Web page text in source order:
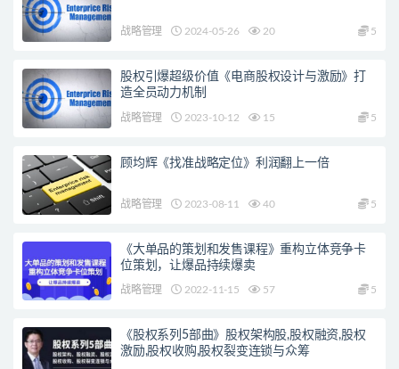
战略管理 2024-05-26 20 5
股权引爆超级价值《电商股权设计与激励》打
造全员动力机制
战略管理 2023-10-12 15 5
顾均辉《找准战略定位》利润翻上一倍
战略管理 2023-08-11 40 5
《大单品的策划和发售课程》重构立体竞争卡
位策划，让爆品持续爆卖
战略管理 2022-11-15 57 5
《股权系列5部曲》股权架构股,股权融资,股权
激励,股权收购,股权裂变连锁与众筹